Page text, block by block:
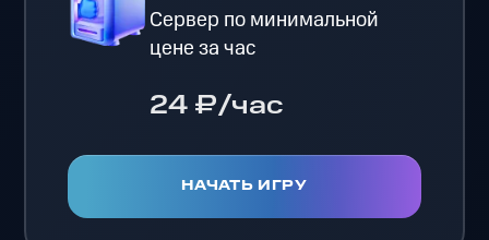
Сервер по минимальной
цене за час
24 ₽/час
НАЧАТЬ ИГРУ